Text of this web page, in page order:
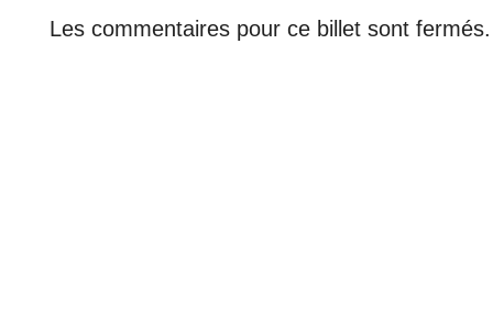
Les commentaires pour ce billet sont fermés.